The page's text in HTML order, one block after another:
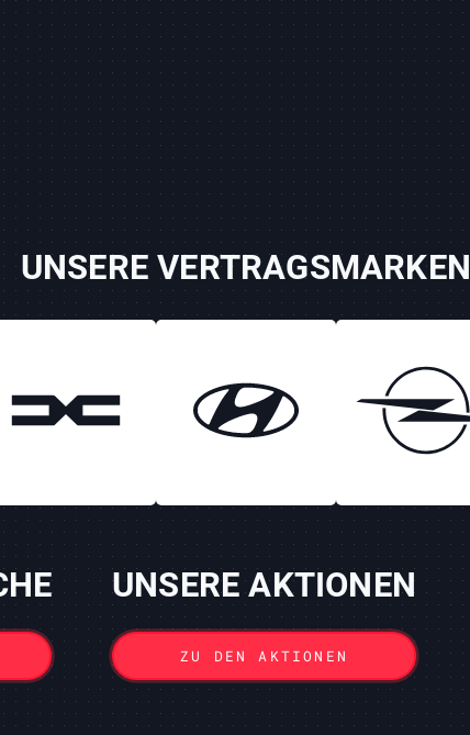
UNSERE VERTRAGSMARKEN
UNSERE AKTIONEN
ZU DEN AKTIONEN